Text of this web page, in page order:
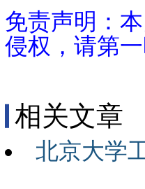
免责声明：
侵权，请第
相关文章
北京大学